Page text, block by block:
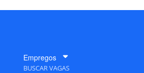
Empregos
BUSCAR VAGAS